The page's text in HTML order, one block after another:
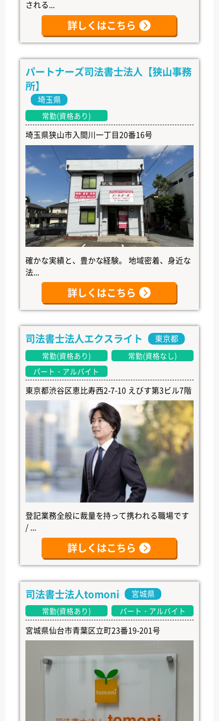
される...
詳しくはこちら
パートナーズ司法書士法人【狭山事務
所】
埼玉県
常勤(資格あり)
埼玉県狭山市入間川一丁目20番16号
確かな実績と、豊かな経験。 地域密着、身近な
法...
詳しくはこちら
司法書士法人エクスライト 東京都
常勤(資格あり)
常勤(資格なし)
パート・アルバイト
東京都渋谷区恵比寿西2-7-10 えびす第3ビル7階
登記業務全般に裁量を持って携われる職場です
/ ...
詳しくはこちら
司法書士法人tomoni 宮城県
常勤(資格あり) パート・アルバイト
宮城県仙台市青葉区立町23番19-201号